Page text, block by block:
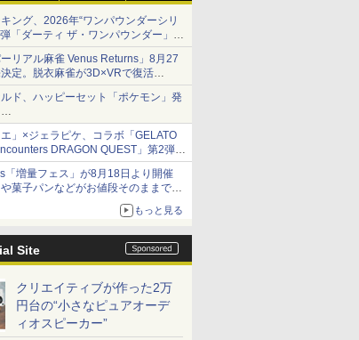
ング、2026年“ワンパウンダーシリ
「ダーティ ザ・ワンパウンダー」を
売
ーリックマヨソース」を使用した超大
ーガー
ーリアル麻雀 Venus Returns」8月27
定。脱衣麻雀が3D×VRで復活
週間は20%オフになるセールが実施
ド、ハッピーセット「ポケモン」発
周年記念で30匹が大集合
エ」×ジェラピケ、コラボ「GELATO
DRAGON QUEST」第2弾が
プに入ったスライムやわたぼう、ベ
などがオリジナルアートで登場
「増量フェス」が8月18日より開催
菓子パンなどがお値段そのままで最
もっと見る
Site
クリエイティブが作った2万
円台の“小さなピュアオーデ
ィオスピーカー”